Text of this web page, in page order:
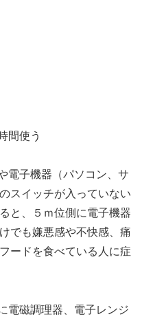
間使う
電子機器（パソコン、サ
スイッチが入っていない
と、５ｍ位側に電子機器
でも嫌悪感や不快感、痛
ードを食べている人に症
電磁調理器、電子レンジ